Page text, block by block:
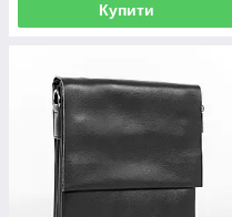
Купити